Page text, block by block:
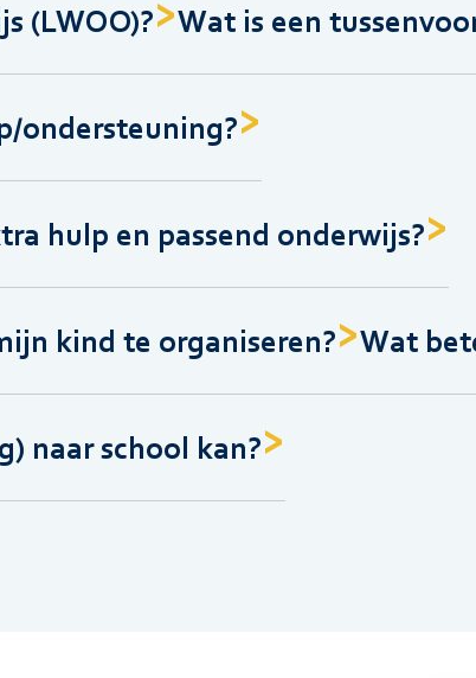
(LWOO)? Wat is een
ondersteuning?
hulp en passend onderwijs?
kind te organiseren? Wat
naar school kan?